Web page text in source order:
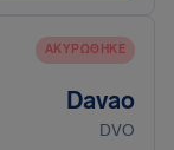
ΑΚΥΡΏΘΗΚΕ
Davao
DVO